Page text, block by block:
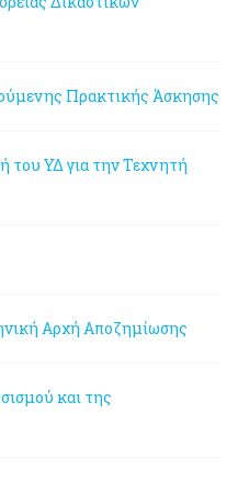
Πρακτικής Άσκησης
του ΥΔ για την Τεχνητή
Αρχή Αποζημίωσης
και της